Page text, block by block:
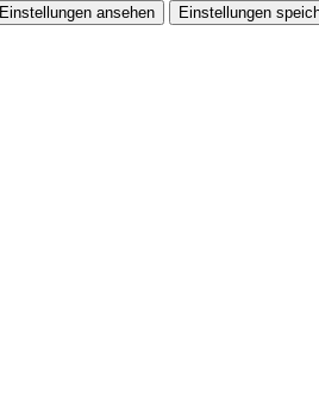
Einstellungen ansehen Einstellungen